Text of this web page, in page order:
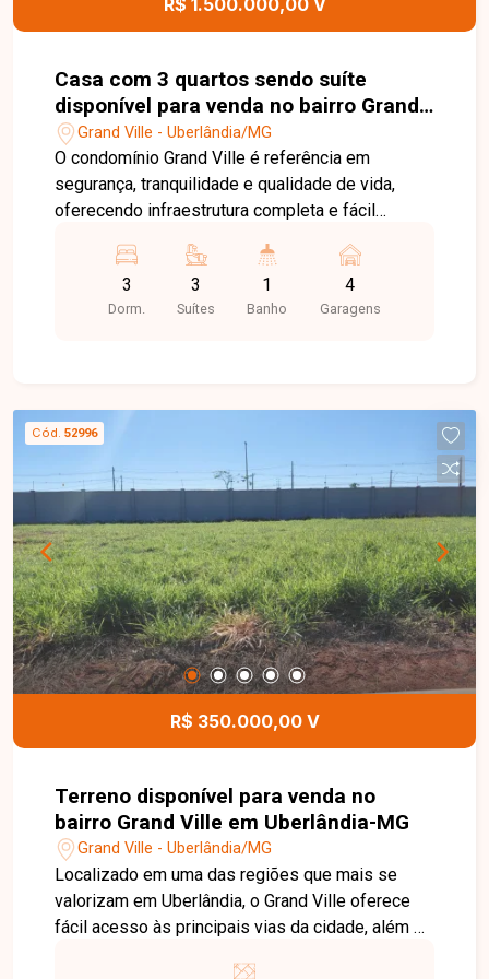
para morar em uma localização estratégica de
R$ 1.500.000,00 V
Casa com 3 quartos sendo suíte
disponível para venda no bairro Grand
Ville em Uberlândia-MG
Grand Ville - Uberlândia/MG
O condomínio Grand Ville é referência em
segurança, tranquilidade e qualidade de vida,
oferecendo infraestrutura completa e fácil
para quem busca morar com conforto,
exclusividade e em um ambiente planejado para
toda a família. Sala de TV, sala de jantar, 3 suítes,
cobertas. Residência com projeto
contemporâneo, ambientes amplos e integrados,
acabamentos de alto padrão, automação nos
interruptores de iluminação e sistema de
aquecimento solar. Como diferencial, o imóvel
permite ao comprador escolher entre piscina ou
spa, personalizando o projeto conforme seu
estilo de vida. Entre em contato com a Delta
Imóveis e agende sua visita. Nossa equipe está
pronta para apresentar todos os detalhes deste
imóvel e ajudar você a encontrar o imóvel ideal
para viver com conforto, sofisticação e
3
Dorm.
3
Suítes
1
Banho
4
Garagens
Cód. 52996
R$ 350.000,00 V
Terreno disponível para venda no
bairro Grand Ville em Uberlândia-MG
Grand Ville - Uberlândia/MG
Localizado em uma das regiões que mais se
valorizam em Uberlândia, o Grand Ville oferece
fácil acesso às principais vias da cidade, além de